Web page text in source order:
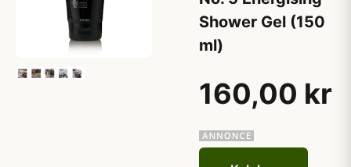
Shower Gel (150
ml)
160,00 kr